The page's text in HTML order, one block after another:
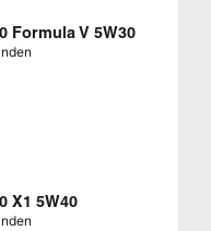
Formula V 5W30
X1 5W40